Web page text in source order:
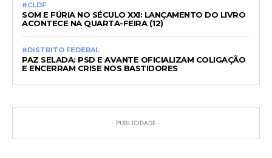
#CLDF
SOM E FÚRIA NO SÉCULO XXI: LANÇAMENTO DO LIVRO
ACONTECE NA QUARTA-FEIRA (12)
#DISTRITO FEDERAL
PAZ SELADA: PSD E AVANTE OFICIALIZAM COLIGAÇÃO
E ENCERRAM CRISE NOS BASTIDORES
- PUBLICIDADE -